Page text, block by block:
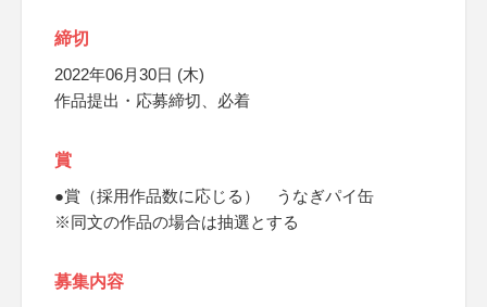
締切
2022年06月30日 (木)
作品提出・応募締切、必着
賞
●賞（採用作品数に応じる） うなぎパイ缶
※同文の作品の場合は抽選とする
募集内容